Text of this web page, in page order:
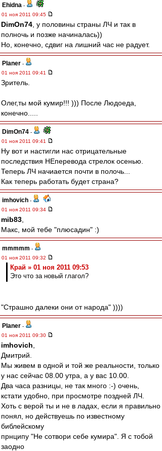
Ehidna -
01 ноя 2011 09:45
DimOn74 , у половины страны ЛЧ и так в
полночь и позже начиналась))
Но, конечно, сдвиг на лишний час не радует.
Planer -
01 ноя 2011 09:41
Зритель.
Олег,ты мой кумир!!! ))) После Людоеда,
конечно.....
DimOn74 -
01 ноя 2011 09:41
Ну вот и настигли нас отрицательные
последствия НЕперевода стрелок осенью.
Теперь ЛЧ начиается почти в полочь...
Как теперь работать будет страна?
imhovich -
01 ноя 2011 09:34
mib83
Макс, мой тебе "плюсадин" :)
mmmmm -
01 ноя 2011 09:32
Край » 01 ноя 2011 09:53
Это что за новый глагол?
"Страшно далеки они от народа" ))))
Planer -
01 ноя 2011 09:30
imhovich
Дмитрий.
Мы живем в одной и той же реальности, только
у нас сейчас 08.00 утра, а у вас 10.00.
Два часа разницы, не так много :-) очень,
кстати удобно, при просмотре поздней ЛЧ.
Хоть с верой ты и не в ладах, если я правильно
понял, но действуешь по известному
библейскому
прнципу "Не сотвори себе кумира". Я с тобой
заодно